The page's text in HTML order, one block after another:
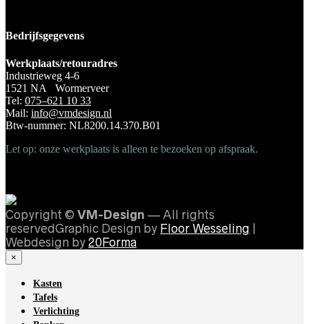
Bedrijfsgegevens
Werkplaats/retouradres
Industrieweg 4-6
1521 NA Wormerveer
Tel: 075–621 10 33
Mail: info@vmdesign.nl
Btw-nummer: NL8200.14.370.B01
Let op: onze werkplaats is alleen te bezoeken op afspraak.
Copyright © VM-Design — All rights
reservedGraphic Design by Floor Wesseling
Webdesign by 20Forma
×
Kasten
Tafels
Verlichting